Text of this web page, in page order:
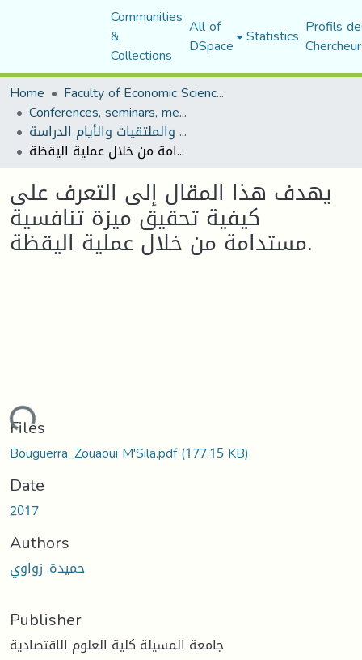
Communities
&
Collections
All of
DSpace Statistics Profils
Home
Faculty of Economic Sciences, Commerce and Management Sciences
Conferences, seminars, meetings, and study days
المؤتمرات والندوات والملتقيات والأيام الدراسة
يهدف هذا المقال إلى التعرف على كيفية تحقيق ميزة تنافسية مستدامة من خلال عملية اليقظة.
يهدف هذا المقال إلى التعرف على
كيفية تحقيق ميزة تنافسية
مستدامة من خلال عملية اليقظة.
Files
Bouguerra_Zouaoui M'Sila.pdf(177.15 KB)
Date
2017
Authors
حميدة, زواوي
Publisher
جامعة المسيلة كلية العلوم الاقتصادية